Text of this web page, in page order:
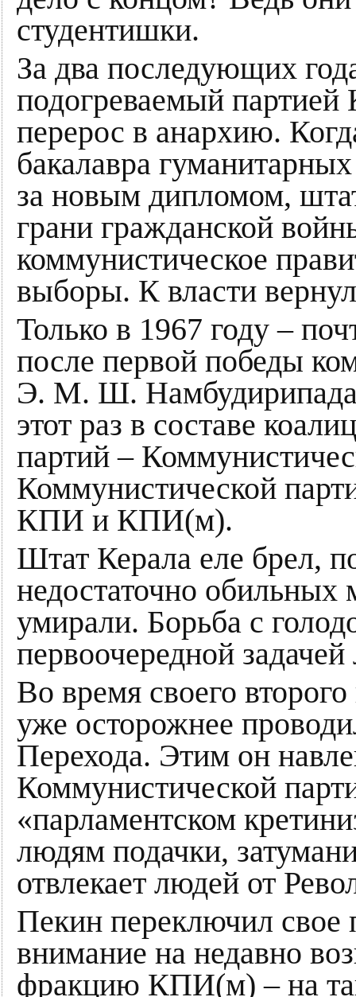
студентишки.
За два последующих
подогреваемый партией
перерос в анархию.
бакалавра
за новым дипломом,
грани гражданской
коммунистическое
выборы. К власти
Только в 1967 году –
после первой победы
Э. М. Ш. Намбудирипада
этот раз в составе
партий –
Коммунистической
КПИ и КПИ(м).
Штат Керала еле брел,
недостаточно
умирали. Борьба с
первоочередной
Во время своего
уже осторожнее
Перехода. Этим он
Коммунистической
«парламентском
людям подачки,
отвлекает людей от
Пекин переключил свое
внимание на недавно
фракцию КПИ(м) – на